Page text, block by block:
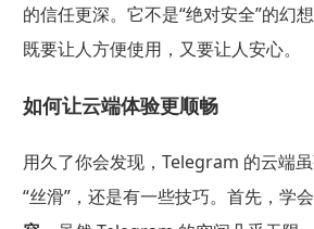
的信任更深。它不是“绝对安全”的幻
既要让人方便使用，又要让人安心。
如何让云端体验更顺畅
用久了你会发现，Telegram 的云端
“丝滑”，还是有一些技巧。首先，学